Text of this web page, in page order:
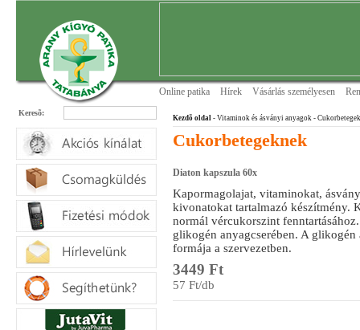
Online patika Hírek Vásárlás személyesen
Keresõ:
Kezdõ oldal - Vitaminok és ásványi anyagok -
Cukorbetegeknek
Diaton kapszula 60x
Kapormagolajat, vitaminokat,
kivonatokat tartalmazó készítmény.
normál vércukorszint
glikogén anyagcserében. A
formája a szervezetben.
3449 Ft
57 Ft/db